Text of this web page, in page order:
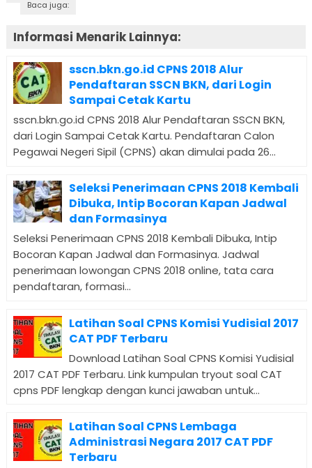
Baca juga:
Informasi Menarik Lainnya:
sscn.bkn.go.id CPNS 2018 Alur
Pendaftaran SSCN BKN, dari Login
Sampai Cetak Kartu
sscn.bkn.go.id CPNS 2018 Alur Pendaftaran SSCN BKN,
dari Login Sampai Cetak Kartu. Pendaftaran Calon
Pegawai Negeri Sipil (CPNS) akan dimulai pada 26...
Seleksi Penerimaan CPNS 2018 Kembali
Dibuka, Intip Bocoran Kapan Jadwal
dan Formasinya
Seleksi Penerimaan CPNS 2018 Kembali Dibuka, Intip
Bocoran Kapan Jadwal dan Formasinya. Jadwal
penerimaan lowongan CPNS 2018 online, tata cara
pendaftaran, formasi...
Latihan Soal CPNS Komisi Yudisial 2017
CAT PDF Terbaru
Download Latihan Soal CPNS Komisi Yudisial
2017 CAT PDF Terbaru. Link kumpulan tryout soal CAT
cpns PDF lengkap dengan kunci jawaban untuk...
Latihan Soal CPNS Lembaga
Administrasi Negara 2017 CAT PDF
Terbaru